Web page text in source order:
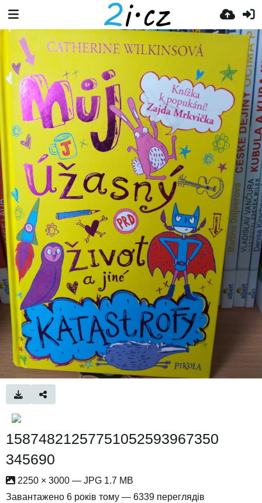
15874821257751052593967350
345690
2250 × 3000 — JPG 1.7 MB
Завантажено 6 років тому — 6339 переглядів